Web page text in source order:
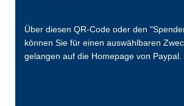
Über diesen QR-Code oder den
können Sie für einen auswählbaren
gelangen auf die Homepage von Paypal.